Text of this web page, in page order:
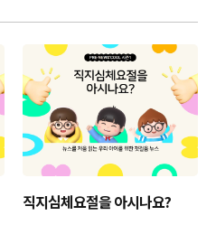
직지심체요절을 아시나요?